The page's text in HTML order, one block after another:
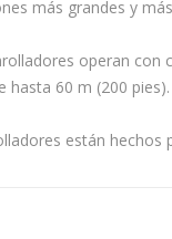
más grandes y
operan con
hasta 60 m (200 pies).
están hechos